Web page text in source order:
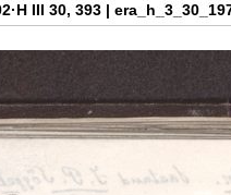
III 30, 393 |